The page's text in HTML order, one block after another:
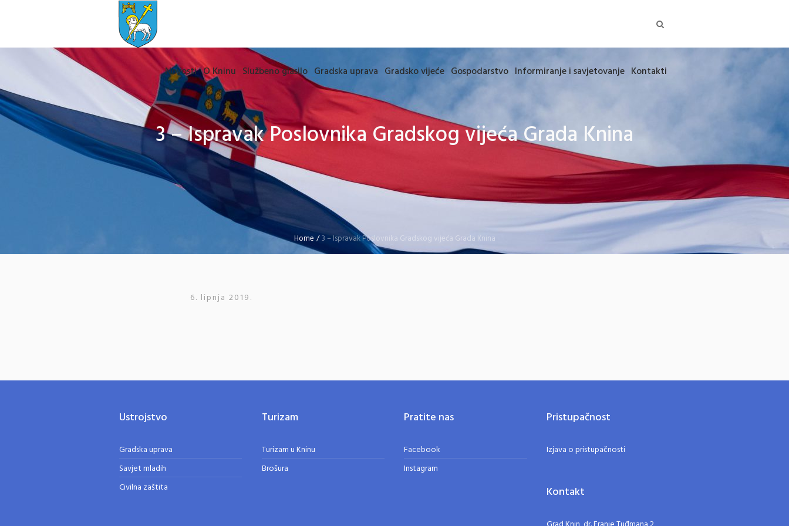
Novosti O Kninu Službeno glasilo Gradska uprava Gradsko vijeće Gospodarstvo Informiranje i savjetovanje Kontakti
3 – Ispravak Poslovnika Gradskog vijeća Grada Knina
Home /3 – Ispravak Poslovnika Gradskog vijeća Grada Knina
6. lipnja 2019.
Ustrojstvo
Gradska uprava
Savjet mladih
Civilna zaštita
Turizam
Turizam u Kninu
Brošura
Pratite nas
Facebook
Instagram
Pristupačnost
Izjava o pristupačnosti
Kontakt